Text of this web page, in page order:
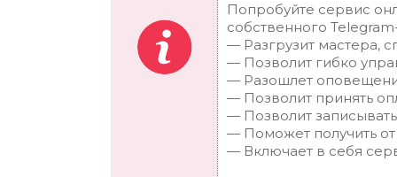
Попробуйте сервис
собственного
— Разгрузит мастера,
— Позволит гибко
— Разошлет
— Позволит принять
— Позволит
— Поможет получить
— Включает в себя